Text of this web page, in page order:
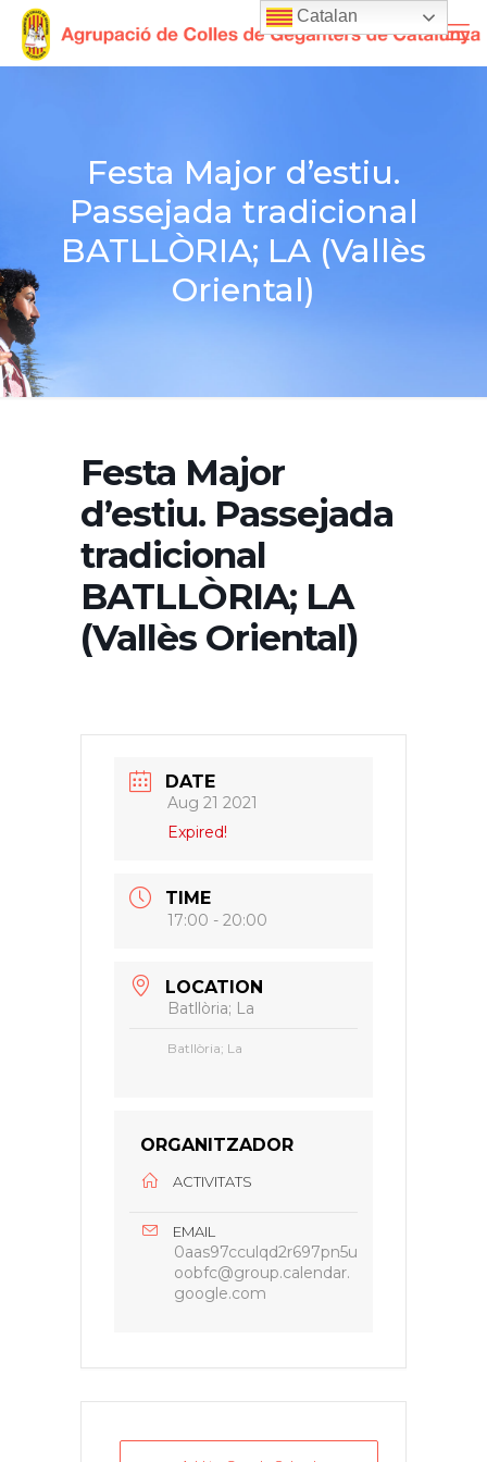
Festa Major d’estiu.
Passejada tradicional
BATLLÒRIA; LA (Vallès
Oriental)
Festa Major
d’estiu. Passejada
tradicional
BATLLÒRIA; LA
(Vallès Oriental)
DATE
Aug 21 2021
Expired!
TIME
17:00 - 20:00
LOCATION
Batllòria; La
Batllòria; La
ORGANITZADOR
ACTIVITATS
EMAIL
0aas97cculqd2r697pn5u
oobfc@group.calendar.
google.com
Catalan